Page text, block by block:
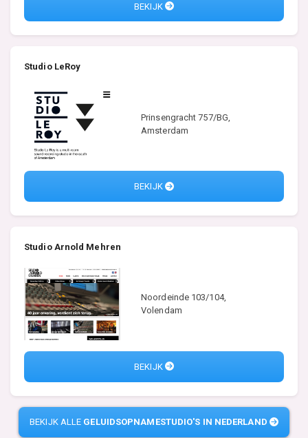
BEKIJK
Studio LeRoy
Prinsengracht 757/BG,
Amsterdam
BEKIJK
Studio Arnold Mehren
Noordeinde 103/104,
Volendam
BEKIJK
BEKIJK ALLE GELUIDSOPNAMESTUDIO'S IN NEDERLAND